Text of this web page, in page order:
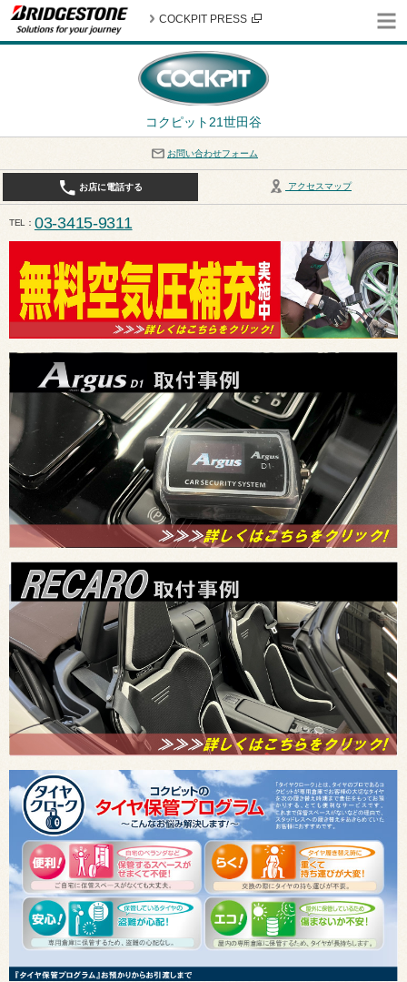
コクピット21世田谷
COCKPIT PRESS
お問い合わせフォーム
アクセスマップ
お店に電話する
TEL 03-3415-9311
平日10:30〜19:00 作業受付終了は17:30になります。 / 定休日：8月定休日は火曜日、水曜日とな
ます。ご注意ください。